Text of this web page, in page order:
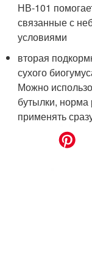
НВ-101
связанные с
условиями
вторая
сухого
Можно
бутылки,
применять